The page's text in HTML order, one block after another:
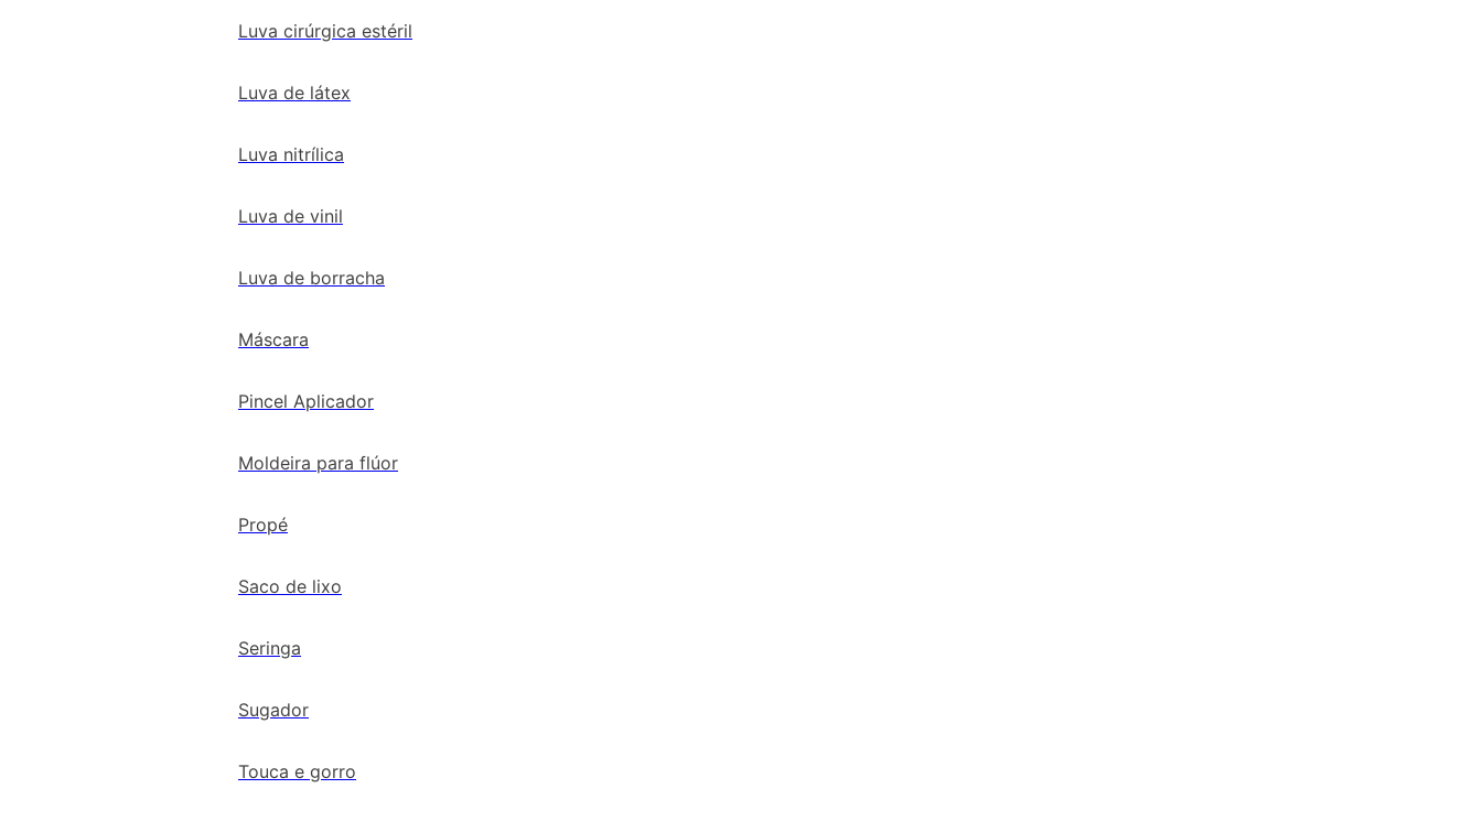
Luva cirúrgica estéril
Luva de látex
Luva nitrílica
Luva de vinil
Luva de borracha
Máscara
Pincel Aplicador
Moldeira para flúor
Propé
Saco de lixo
Seringa
Sugador
Touca e gorro